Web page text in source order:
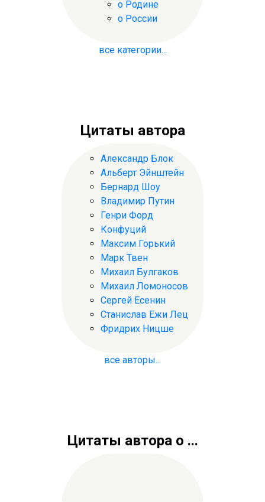
о Родине
о России
все категории...
Цитаты автора
Александр Блок
Альберт Эйнштейн
Бернард Шоу
Владимир Путин
Генри Форд
Конфуций
Максим Горький
Марк Твен
Михаил Булгаков
Михаил Ломоносов
Сергей Есенин
Станислав Ежи Лец
Фридрих Ницше
все авторы...
Цитаты автора о ...